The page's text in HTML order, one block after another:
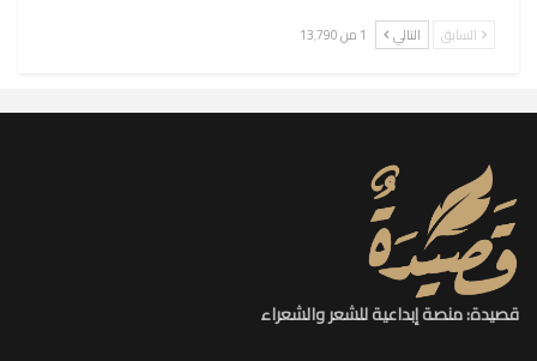
السابق التالي 1 من 13٬790
قصيدة: منصة إبداعية للشعر والشعراء